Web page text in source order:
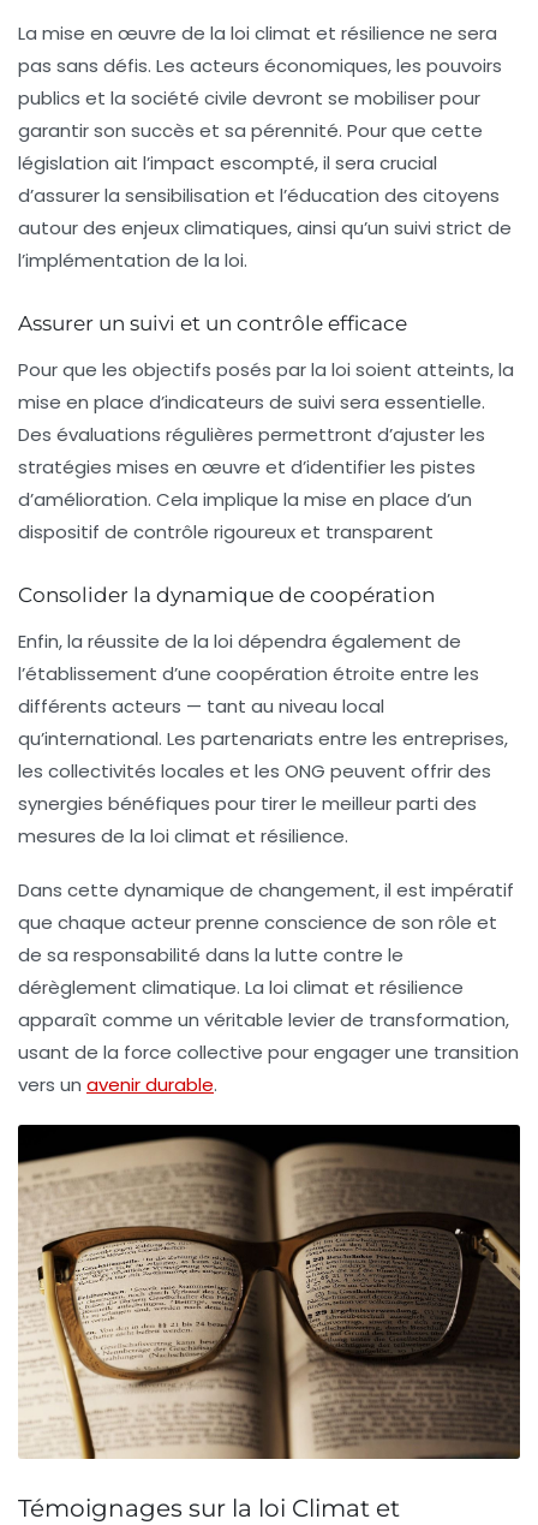
La mise en œuvre de la loi climat et résilience ne sera
pas sans défis. Les acteurs économiques, les pouvoirs
publics et la société civile devront se mobiliser pour
garantir son succès et sa pérennité. Pour que cette
législation ait l’impact escompté, il sera crucial
d’assurer la sensibilisation et l’éducation des citoyens
autour des enjeux climatiques, ainsi qu’un suivi strict de
l’implémentation de la loi.
Assurer un suivi et un contrôle efficace
Pour que les objectifs posés par la loi soient atteints, la
mise en place d’indicateurs de suivi sera essentielle.
Des évaluations régulières permettront d’ajuster les
stratégies mises en œuvre et d’identifier les pistes
d’amélioration. Cela implique la mise en place d’un
dispositif de contrôle rigoureux et transparent
Consolider la dynamique de coopération
Enfin, la réussite de la loi dépendra également de
l’établissement d’une coopération étroite entre les
différents acteurs — tant au niveau local
qu’international. Les partenariats entre les entreprises,
les collectivités locales et les ONG peuvent offrir des
synergies bénéfiques pour tirer le meilleur parti des
mesures de la loi climat et résilience.
Dans cette dynamique de changement, il est impératif
que chaque acteur prenne conscience de son rôle et
de sa responsabilité dans la lutte contre le
dérèglement climatique. La loi climat et résilience
apparaît comme un véritable levier de transformation,
usant de la force collective pour engager une transition
vers un avenir durable.
Témoignages sur la loi Climat et